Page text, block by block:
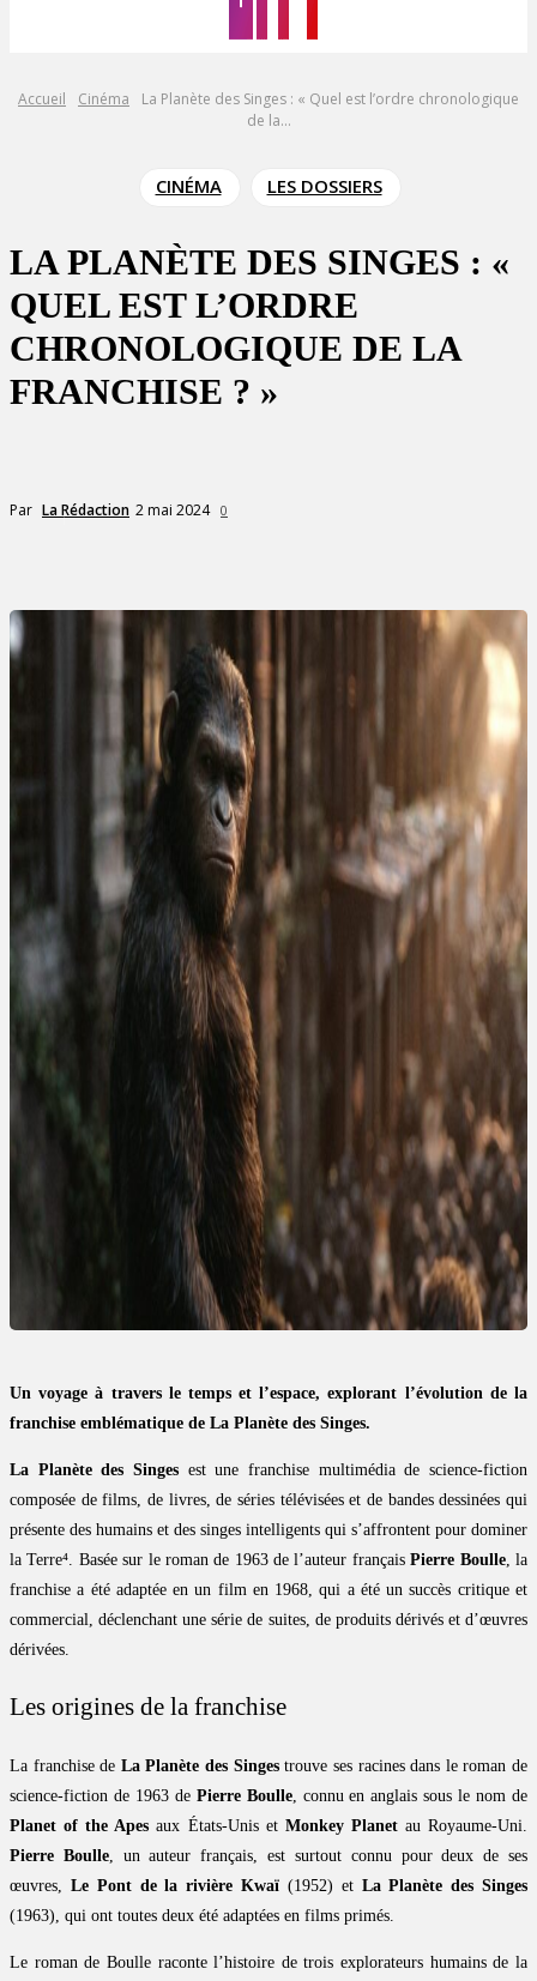
Accueil Cinéma
La Planète des Singes : « Quel est l’ordre chronologique
de la...
CINÉMA LES DOSSIERS
LA PLANÈTE DES SINGES : «
QUEL EST L’ORDRE
CHRONOLOGIQUE DE LA
FRANCHISE ? »
Par La Rédaction 2 mai 2024 0
Un voyage à travers le temps et l’espace, explorant l’évolution de la
franchise emblématique de La Planète des Singes.
La Planète des Singes est une franchise multimédia de science-fiction
composée de films, de livres, de séries télévisées et de bandes dessinées qui
présente des humains et des singes intelligents qui s’affrontent pour dominer
la Terre⁴. Basée sur le roman de 1963 de l’auteur françaisPierre Boulle, la
franchise a été adaptée en un film en 1968, qui a été un succès critique et
commercial, déclenchant une série de suites, de produits dérivés et d’œuvres
dérivées.
Les origines de la franchise
La franchise de La Planète des Singestrouve ses racines dans le roman de
science-fiction de 1963 de Pierre Boulle, connu en anglais sous le nom de
Planet of the Apes aux États-Unis et Monkey Planetau Royaume-Uni.
Pierre Boulle, un auteur français, est surtout connu pour deux de ses
œuvres, Le Pont de la rivière Kwaï (1952) et La Planète des Singes
(1963), qui ont toutes deux été adaptées en films primés.
Le roman de Boulle raconte l’histoire de trois explorateurs humains de la